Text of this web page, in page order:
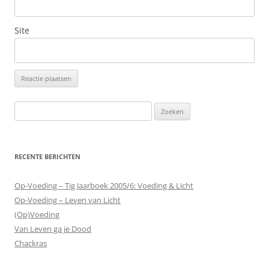
Site
naar:
RECENTE BERICHTEN
Op-Voeding – Tig Jaarboek 2005/6: Voeding & Licht
Op-Voeding – Leven van Licht
(Op)Voeding
Van Leven ga je Dood
Chackras